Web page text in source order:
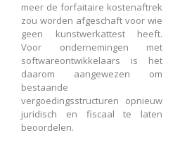
meer de forfaitaire kostenaftrek
zou worden afgeschaft voor wie
geen kunstwerkattest heeft.
Voor ondernemingen met
softwareontwikkelaars is het
daarom aangewezen om
bestaande
vergoedingsstructuren opnieuw
juridisch en fiscaal te laten
beoordelen.